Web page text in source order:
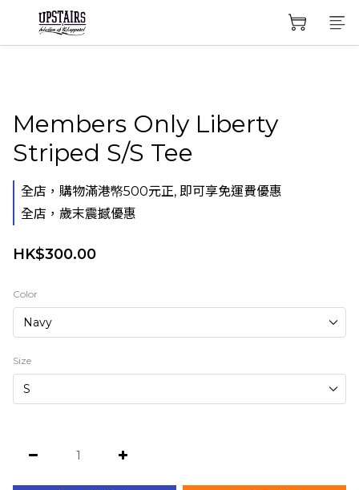
Members Only Liberty
Striped S/S Tee
全店，購物滿港幤500元正, 即可享免運費優惠
全店，歲末震撼優惠
HK$300.00
Color
Size